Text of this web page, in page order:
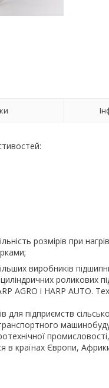
розмірів при
виробників
роликових
і HARP AUTO.
для підприємств
в країнах Європи,